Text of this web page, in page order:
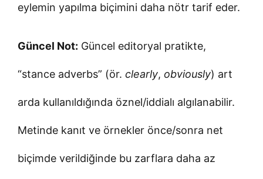
eylemin yapılma biçimini daha nötr tarif eder.
Güncel Not: Güncel editoryal pratikte,
“stance adverbs” (ör. clearly, obviously) art
arda kullanıldığında öznel/iddialı algılanabilir.
Metinde kanıt ve örnekler önce/sonra net
biçimde verildiğinde bu zarflara daha az